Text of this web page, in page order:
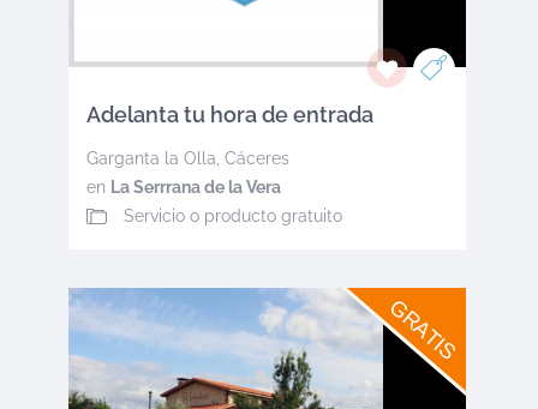
Adelanta tu hora de entrada
Garganta la Olla Cáceres
en La Serrrana de la Vera
Servicio o producto gratuito
GRATIS